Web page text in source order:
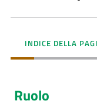
Menu selezionato
Comunica
INDICE DELLA
Ruolo